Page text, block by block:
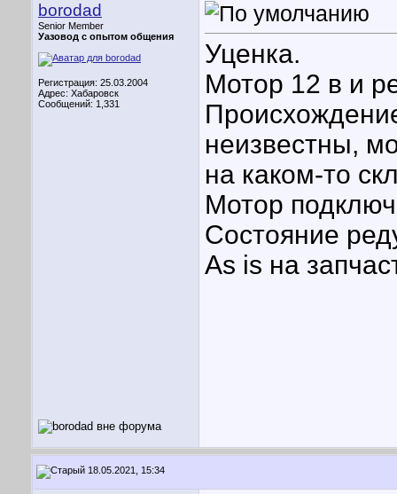
borodad
Senior Member
Уазовод с опытом общения
Регистрация: 25.03.2004
Адрес: Хабаровск
Сообщений: 1,331
Уценка.
Мотор 12 в и
неизвестны,
на каком-то
Мотор
Состояние
As is на
18.05.2021, 15:34